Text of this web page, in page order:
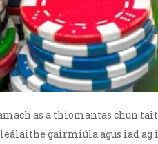
as a thiomantas chun
gairmiúla agus iad ag